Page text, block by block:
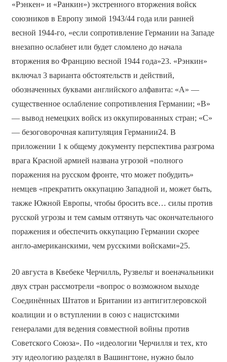
«Рэнкен» и «Ранкин») экстренного вторжения войск
союзников в Европу зимой 1943/44 года или ранней
весной 1944-го, «если сопротивление Германии на Западе
внезапно ослабнет или будет сломлено до начала
вторжения во Францию весной 1944 года»23. «Рэнкин»
включал 3 варианта обстоятельств и действий,
обозначенных буквами английского алфавита: «A» —
существенное ослабление сопротивления Германии; «B»
— вывод немецких войск из оккупированных стран; «C»
— безоговорочная капитуляция Германии24. В
приложении 1 к общему документу перспектива разгрома
врага Красной армией названа угрозой «полного
поражения на русском фронте, что может побудить»
немцев «прекратить оккупацию Западной и, может быть,
также Южной Европы, чтобы бросить все… силы против
русской угрозы и тем самым оттянуть час окончательного
поражения и обеспечить оккупацию Германии скорее
англо-американскими, чем русскими войсками»25.
20 августа в Квебеке Черчилль, Рузвельт и военачальники
двух стран рассмотрели «вопрос о возможном выходе
Соединённых Штатов и Британии из антигитлеровской
коалиции и о вступлении в союз с нацистскими
генералами для ведения совместной войны против
Советского Союза». По «идеологии Черчилля и тех, кто
эту идеологию разделял в Вашингтоне, нужно было